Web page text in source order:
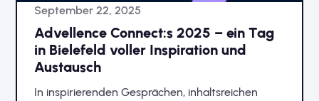
September 22, 2025
Advellence Connect:s 2025 – ein Tag
in Bielefeld voller Inspiration und
Austausch
In inspirierenden Gesprächen, inhaltsreichen